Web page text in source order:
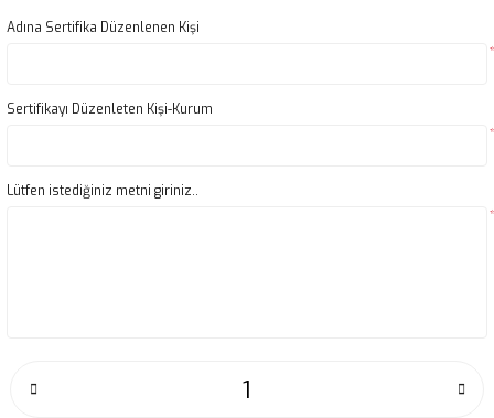
Adına Sertifika Düzenlenen Kişi
*
Sertifikayı Düzenleten Kişi-Kurum
*
Lütfen istediğiniz metni giriniz..
*